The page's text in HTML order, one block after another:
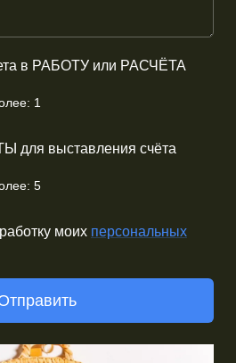
в РАБОТУ или РАСЧЁТА
1
для выставления счёта
5
моих персональных